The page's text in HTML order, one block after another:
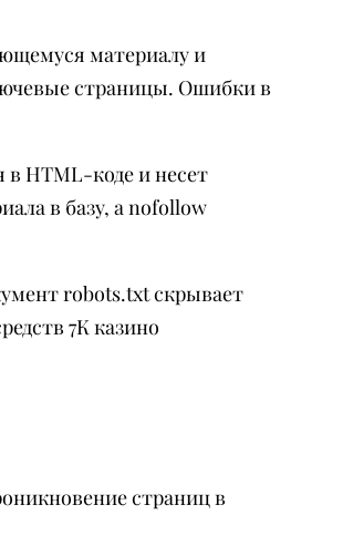
материалу и
страницы. Ошибки в
в HTML-коде и несет
в базу, а nofollow
robots.txt скрывает
7К казино
страниц в